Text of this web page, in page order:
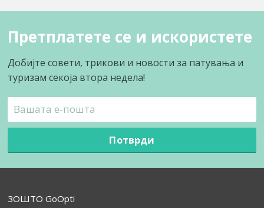
Претплатете се и искористете
Добијте совети, трикови и новости за патувања и
туризам секоја втора недела!
Потврди
ЗОШТО GoOpti